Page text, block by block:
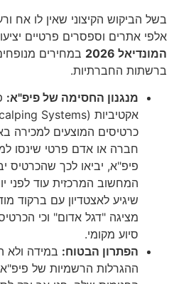
בשל הביקוש הקיצוני שאין לו אח
אלפי אתרים וספסרים פרטיים
המונדיאל 2026
במחירים
ברשתות החברתיות.
מנגנון החסימה של פיפ"א:
כרטיסים המוצעים למכירה
חברה או אדם פרטי שינסו
פיפ"א, יביאו לכך שהכרטיס
המחשוב המרכזית עוד
שיגיע לאצטדיון עם ברקוד
מציגה "דגל אדום" וכי
סיוע מקומי.
הפתרון הבטוח: במידה ולא
ההגרלות הרשמיות של